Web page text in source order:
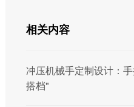
相关内容
冲压机械手定制设计：
搭档"